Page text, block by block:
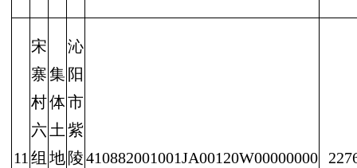
11
宋
寨
村
六
组
集
体
土
地
沁
阳
市
紫
陵410882001001JA00120W00000000